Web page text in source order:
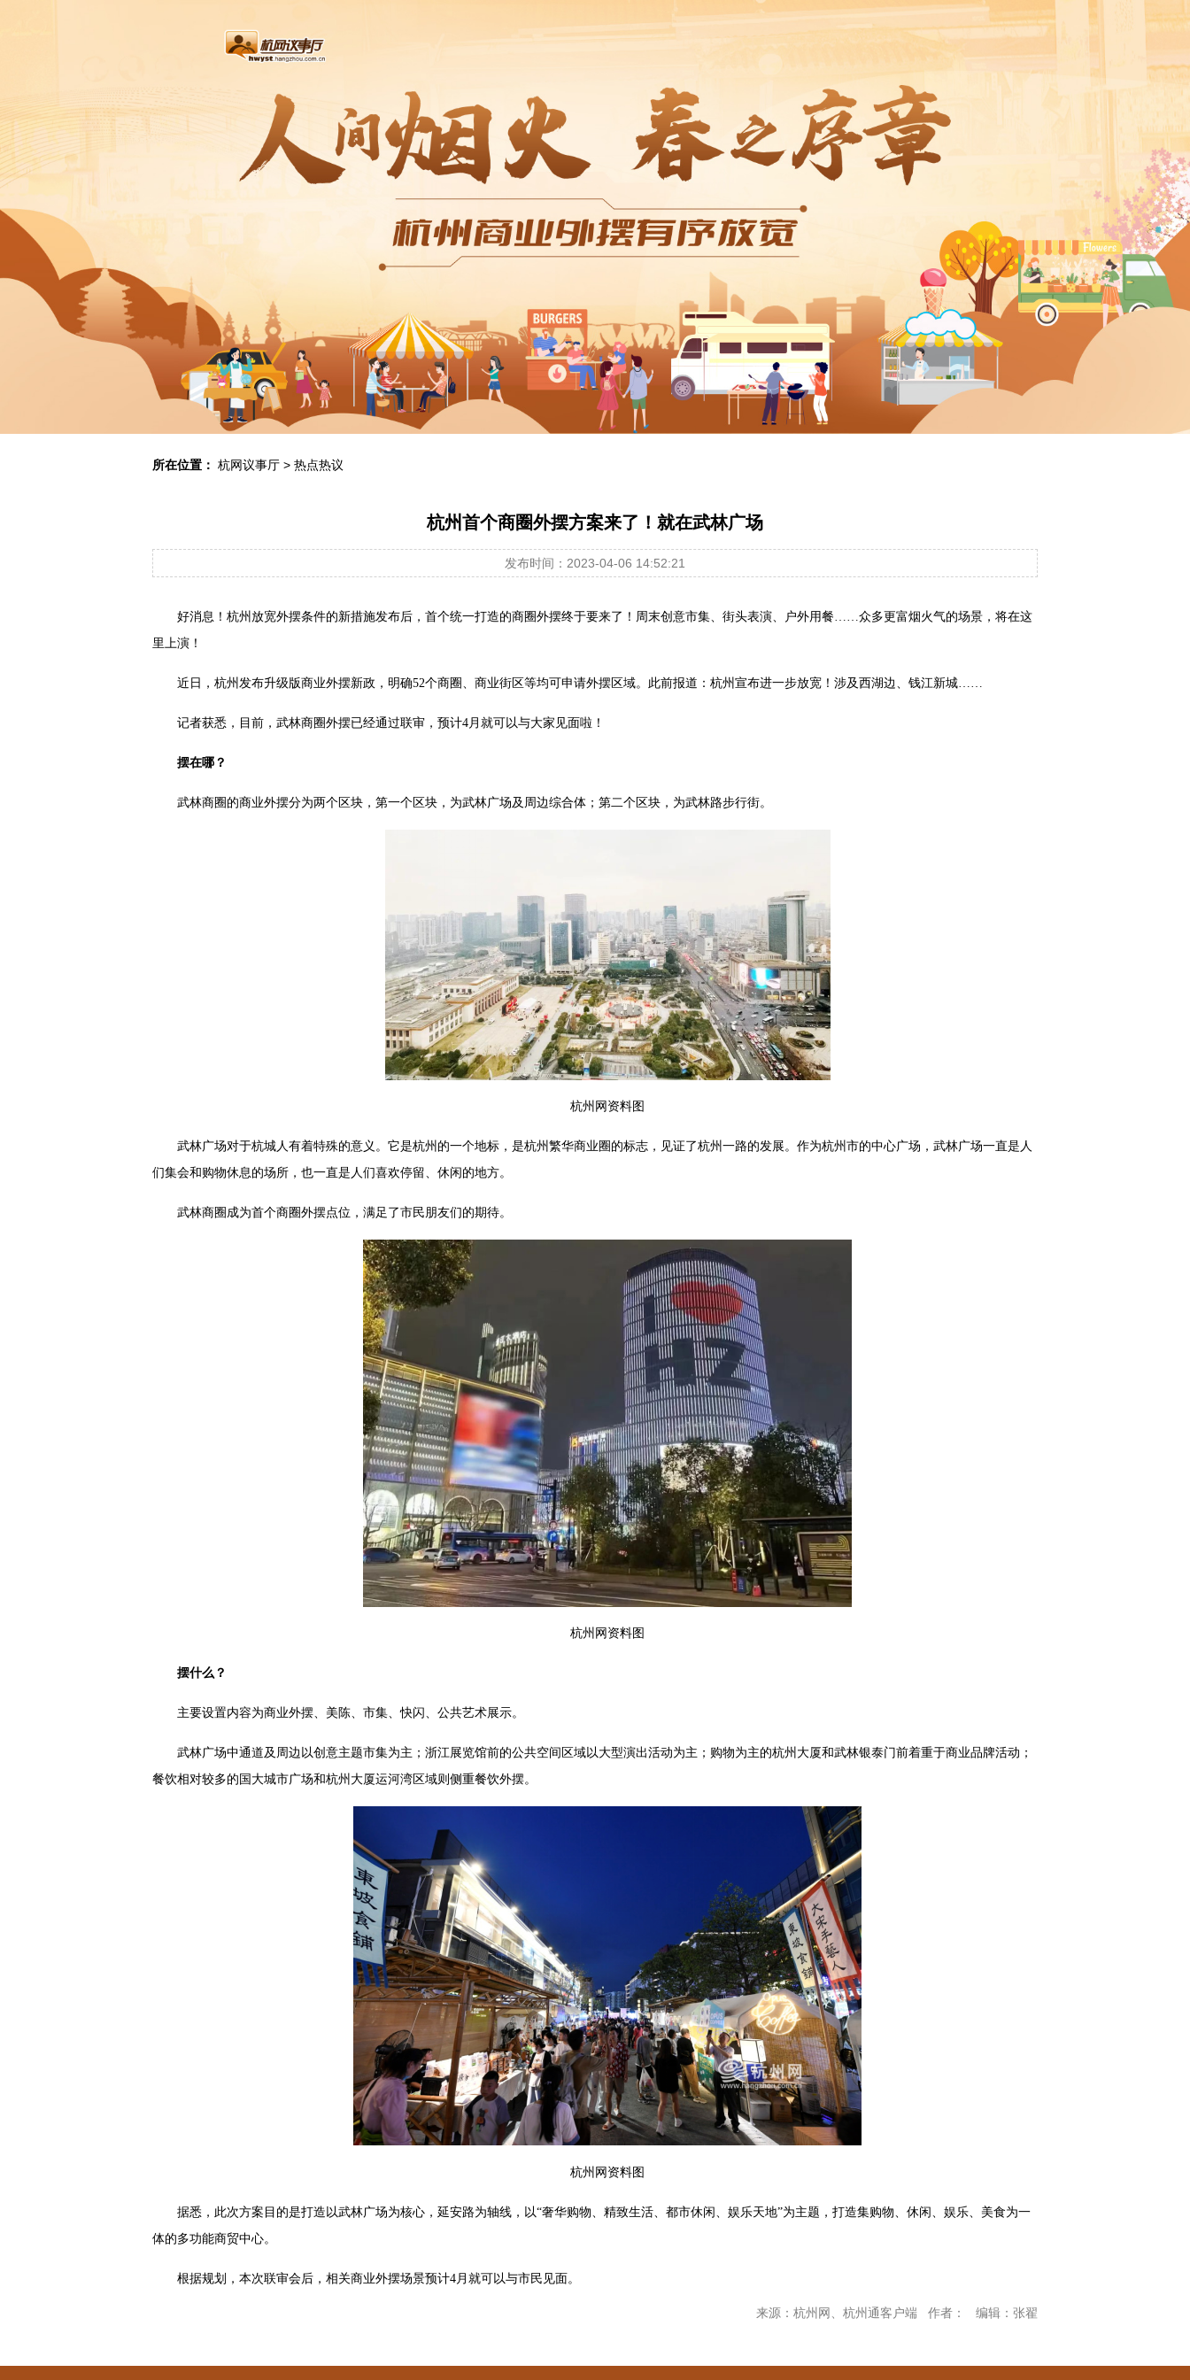
所在位置： 杭网议事厅 > 热点热议
杭州首个商圈外摆方案来了！就在武林广场
发布时间：2023-04-06 14:52:21
好消息！杭州放宽外摆条件的新措施发布后，首个统一打造的商圈外摆终于要来了！周末创意市集、街头表演、户外用餐……众多更富烟火气的场景，将在这
里上演！
近日，杭州发布升级版商业外摆新政，明确52个商圈、商业街区等均可申请外摆区域。此前报道：杭州宣布进一步放宽！涉及西湖边、钱江新城……
记者获悉，目前，武林商圈外摆已经通过联审，预计4月就可以与大家见面啦！
摆在哪？
武林商圈的商业外摆分为两个区块，第一个区块，为武林广场及周边综合体；第二个区块，为武林路步行街。
杭州网资料图
武林广场对于杭城人有着特殊的意义。它是杭州的一个地标，是杭州繁华商业圈的标志，见证了杭州一路的发展。作为杭州市的中心广场，武林广场一直是人
们集会和购物休息的场所，也一直是人们喜欢停留、休闲的地方。
武林商圈成为首个商圈外摆点位，满足了市民朋友们的期待。
杭州网资料图
摆什么？
主要设置内容为商业外摆、美陈、市集、快闪、公共艺术展示。
武林广场中通道及周边以创意主题市集为主；浙江展览馆前的公共空间区域以大型演出活动为主；购物为主的杭州大厦和武林银泰门前着重于商业品牌活动；
餐饮相对较多的国大城市广场和杭州大厦运河湾区域则侧重餐饮外摆。
杭州网资料图
据悉，此次方案目的是打造以武林广场为核心，延安路为轴线，以“奢华购物、精致生活、都市休闲、娱乐天地”为主题，打造集购物、休闲、娱乐、美食为一
体的多功能商贸中心。
根据规划，本次联审会后，相关商业外摆场景预计4月就可以与市民见面。
来源：杭州网、杭州通客户端 作者： 编辑：张翟